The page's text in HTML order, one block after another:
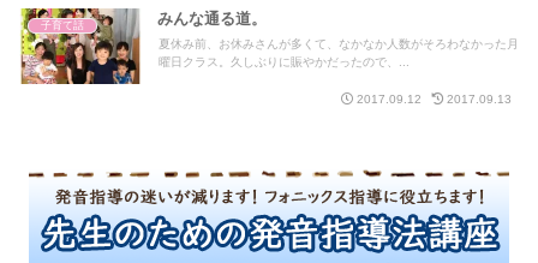
子育て話 みんな通る道。
夏休み前、お休みさんが多くて、なかなか人数がそろわなかった月
曜日クラス。久しぶりに賑やかだったので、...
2017.09.12 2017.09.13